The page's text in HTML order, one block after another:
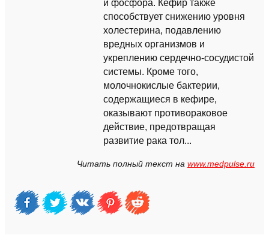
и фосфора. Кефир также
способствует снижению уровня
холестерина, подавлению
вредных организмов и
укреплению сердечно-сосудистой
системы. Кроме того,
молочнокислые бактерии,
содержащиеся в кефире,
оказывают противораковое
действие, предотвращая
развитие рака тол...
Читать полный текст на www.medpulse.ru